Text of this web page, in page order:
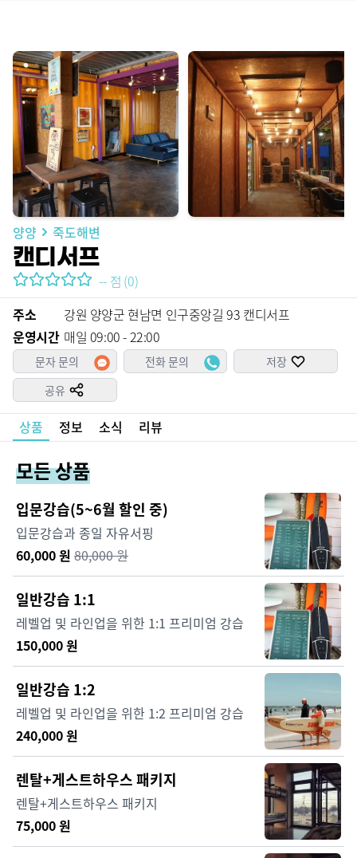
양양 죽도해변
캔디서프
-- 점 (0)
주소
강원 양양군 현남면 인구중앙길 93 캔디서프
운영시간 매일 09:00 - 22:00
문자 문의 전화 문의
저장
공유
상품 정보 소식 리뷰
모든 상품
입문강습(5~6월 할인 중)
입문강습과 종일 자유서핑
60,000원 80,000원
일반강습 1:1
레벨업 및 라인업을 위한 1:1 프리미엄 강습
150,000원
일반강습 1:2
레벨업 및 라인업을 위한 1:2 프리미엄 강습
240,000원
렌탈+게스트하우스 패키지
렌탈+게스트하우스 패키지
75,000원